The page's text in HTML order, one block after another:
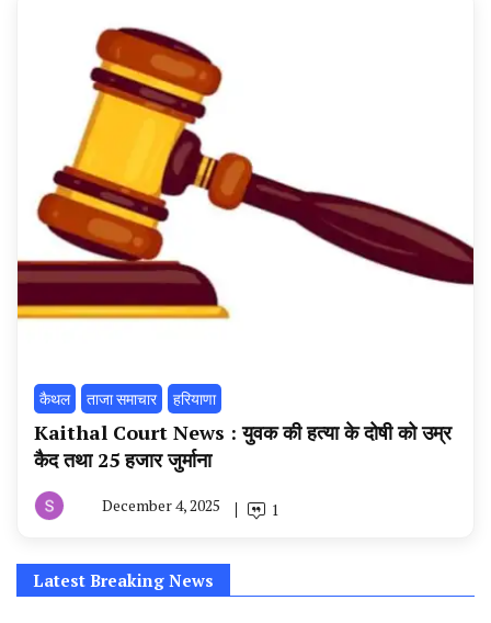
कैथल ताजा समाचार हरियाणा
Kaithal Court News : युवक की हत्या के दोषी को उम्र
कैद तथा 25 हजार जुर्माना
टूडे
December 4, 2025 1
Latest Breaking News